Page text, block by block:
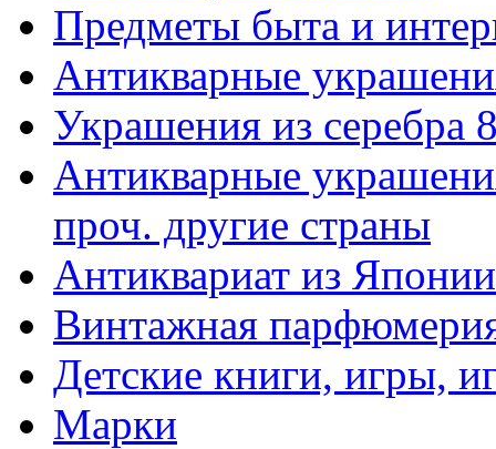
Предметы быта и
Антикварные
Украшения из серебра
Антикварные
проч. другие страны
Антиквариат из
Винтажная
Детские книги, игры,
Марки